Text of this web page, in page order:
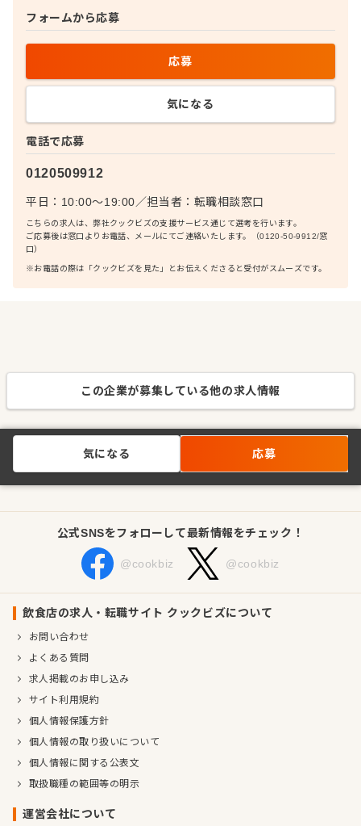
電話で応募
0120509912
平日：10:00〜19:00／担当者： 転職相談窓口
こちらの求人は、弊社クックビズの支援サービス通じて選考を行います。
ご応募後は窓口よりお電話、メールにてご連絡いたします。（0120-50-9912/窓
口）
※お電話の際は「クックビズを見た」とお伝えくださると受付がスムーズです。
フォームから応募
応募
気になる
この企業が募集している他の求人情報
気になる 応募
公式SNSをフォローして最新情報をチェック！
@cookbiz @cookbiz
飲食店の求人・転職サイト クックビズについて
お問い合わせ
よくある質問
求人掲載のお申し込み
サイト利用規約
個人情報保護方針
個人情報の取り扱いについて
個人情報に関する公表文
取扱職種の範囲等の明示
運営会社について